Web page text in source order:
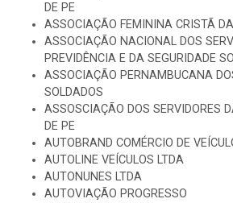
DE PE
ASSOCIAÇÃO FEMININA CRISTÃ
ASSOCIAÇÃO NACIONAL DOS
PREVIDÊNCIA E DA SEGURIDADE
ASSOCIAÇÃO PERNAMBUCANA
SOLDADOS
ASSOSCIAÇÃO DOS SERVIDORES
DE PE
AUTOBRAND COMÉRCIO DE
AUTOLINE VEÍCULOS LTDA
AUTONUNES LTDA
AUTOVIAÇÃO PROGRESSO